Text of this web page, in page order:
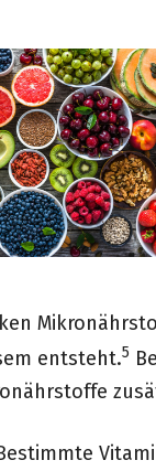
entsteht.5